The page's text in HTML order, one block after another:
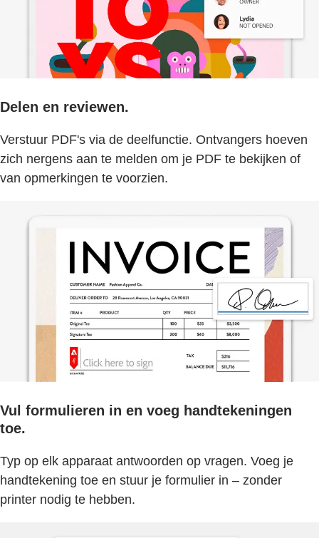
Delen en reviewen.
Verstuur PDF's via de deelfunctie. Ontvangers hoeven
zich nergens aan te melden om je PDF te bekijken of
van opmerkingen te voorzien.
Vul formulieren in en voeg handtekeningen
toe.
Typ op elk apparaat antwoorden op vragen. Voeg je
handtekening toe en stuur je formulier in – zonder
printer nodig te hebben.